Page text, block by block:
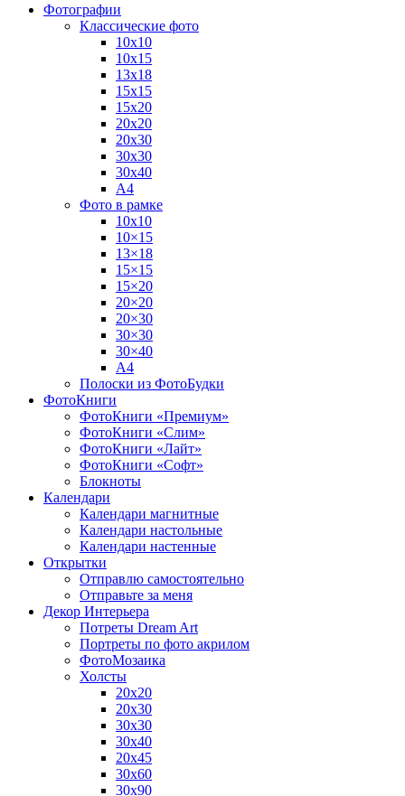
Фотографии
Классические фото
10х10
10х15
13х18
15х15
15х20
20х20
20х30
30х30
30х40
А4
Фото в рамке
10х10
10×15
13×18
15×15
15×20
20×20
20×30
30×30
30×40
A4
Полоски из ФотоБудки
ФотоКниги
ФотоКниги «Премиум»
ФотоКниги «Слим»
ФотоКниги «Лайт»
ФотоКниги «Софт»
Блокноты
Календари
Календари магнитные
Календари настольные
Календари настенные
Открытки
Отправлю самостоятельно
Отправьте за меня
Декор Интерьера
Потреты Dream Art
Портреты по фото акрилом
ФотоМозаика
Холсты
20х20
20х30
30х30
30х40
20х45
30х60
30х90